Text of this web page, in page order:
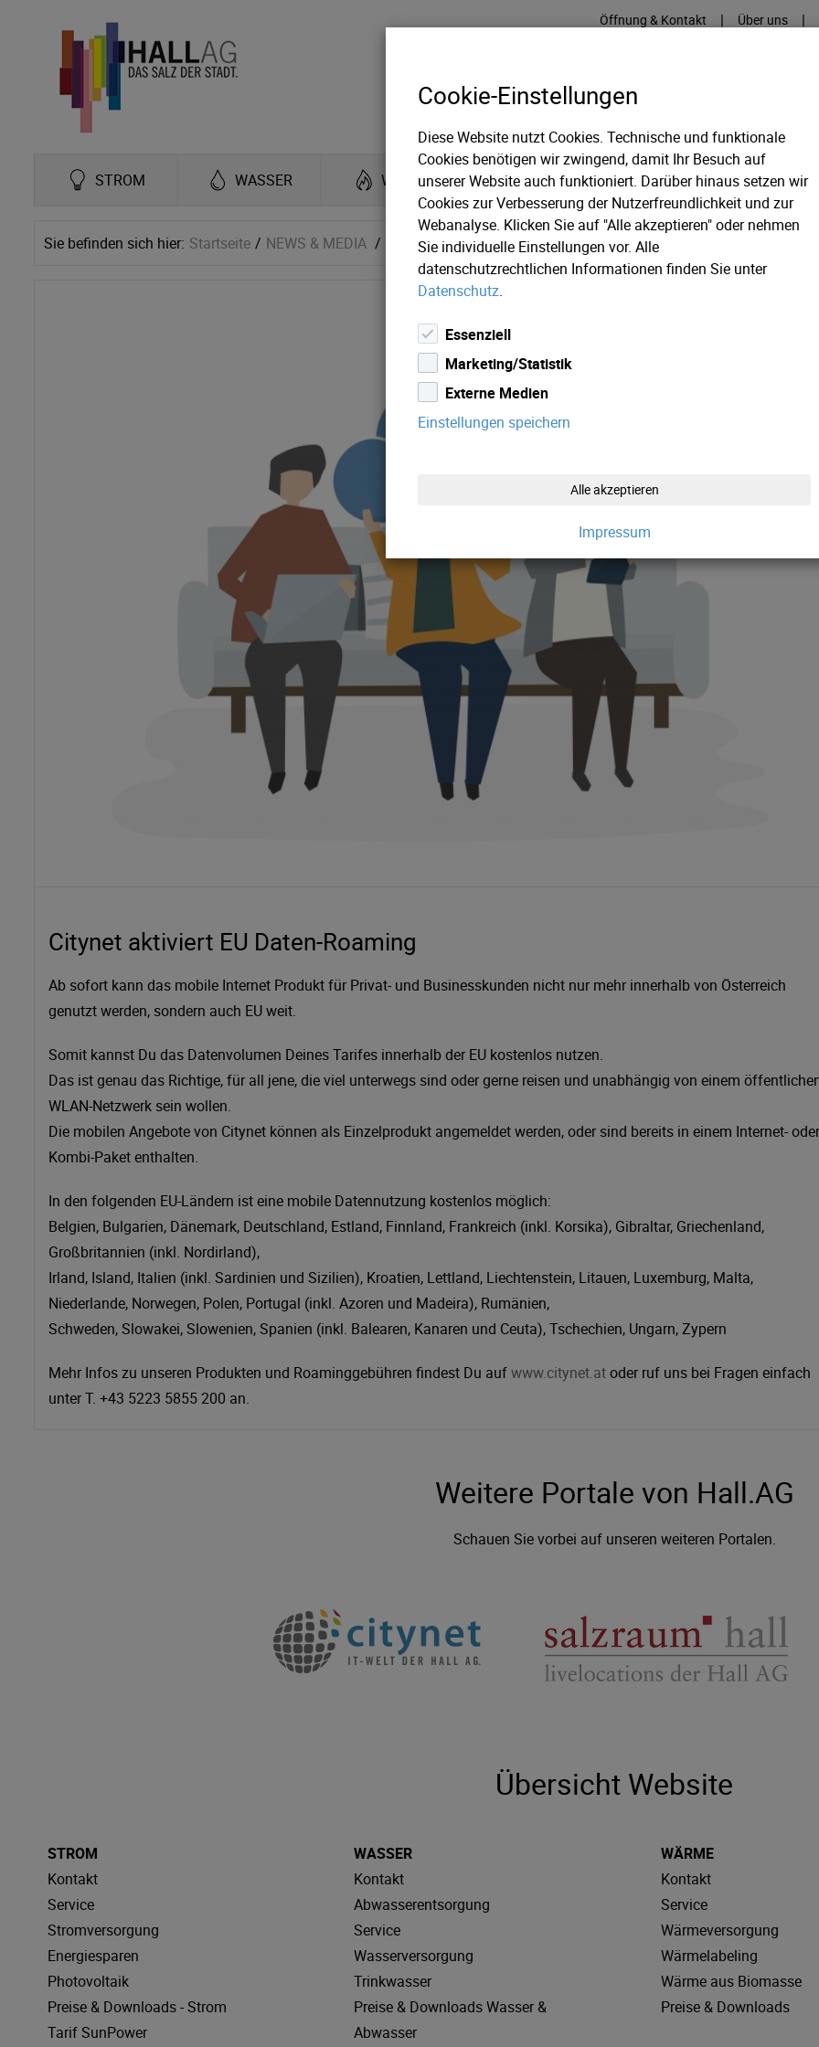
Öffnung & Kontakt | Über uns |
STROM WASSER WÄRME KÄLTE IT
Sie befinden sich hier: Startseite NEWS & MEDIA News 2019 Citynet aktiviert EU Daten-Roaming
Citynet aktiviert EU Daten-Roaming
Ab sofort kann das mobile Internet Produkt für Privat- und Businesskunden nicht nur mehr innerhalb von Österreich
genutzt werden, sondern auch EU weit.
Somit kannst Du das Datenvolumen Deines Tarifes innerhalb der EU kostenlos nutzen.
Das ist genau das Richtige, für all jene, die viel unterwegs sind oder gerne reisen und unabhängig von einem
WLAN-Netzwerk sein wollen.
Die mobilen Angebote von Citynet können als Einzelprodukt angemeldet werden, oder sind bereits in einem Internet- oder
Kombi-Paket enthalten.
In den folgenden EU-Ländern ist eine mobile Datennutzung kostenlos möglich:
Belgien, Bulgarien, Dänemark, Deutschland, Estland, Finnland, Frankreich (inkl. Korsika), Gibraltar, Griechenland,
Großbritannien (inkl. Nordirland),
Irland, Island, Italien (inkl. Sardinien und Sizilien), Kroatien, Lettland, Liechtenstein, Litauen, Luxemburg, Malta,
Niederlande, Norwegen, Polen, Portugal (inkl. Azoren und Madeira), Rumänien,
Schweden, Slowakei, Slowenien, Spanien (inkl. Balearen, Kanaren und Ceuta), Tschechien, Ungarn, Zypern
Mehr Infos zu unseren Produkten und Roaminggebühren findest Du aufwww.citynet.atoder ruf uns bei Fragen einfach
unter T. +43 5223 5855 200 an.
Weitere Portale von Hall.AG
Schauen Sie vorbei auf unseren weiteren Portalen.
Übersicht Website
STROM
Kontakt
Service
Stromversorgung
Energiesparen
Photovoltaik
Preise & Downloads - Strom
Tarif SunPower
WASSER
Kontakt
Abwasserentsorgung
Service
Wasserversorgung
Trinkwasser
Preise & Downloads Wasser &
Abwasser
WÄRME
Kontakt
Service
Wärmeversorgung
Wärmelabeling
Wärme aus Biomasse
Preise & Downloads
Cookie-Einstellungen
Diese Website nutzt Cookies. Technische und funktionale
Cookies benötigen wir zwingend, damit Ihr Besuch auf
unserer Website auch funktioniert. Darüber hinaus setzen wir
Cookies zur Verbesserung der Nutzerfreundlichkeit und zur
Webanalyse. Klicken Sie auf "Alle akzeptieren" oder nehmen
Sie individuelle Einstellungen vor. Alle
datenschutzrechtlichen Informationen finden Sie unter
Datenschutz.
Essenziell
Marketing/Statistik
Externe Medien
Einstellungen speichern
Alle akzeptieren
Impressum